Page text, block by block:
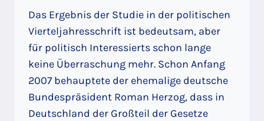
Das Ergebnis der Studie in der politischen
Vierteljahresschrift ist bedeutsam, aber
für politisch Interessierts schon lange
keine Überraschung mehr. Schon Anfang
2007 behauptete der ehemalige deutsche
Bundespräsident Roman Herzog, dass in
Deutschland der Großteil der Gesetze